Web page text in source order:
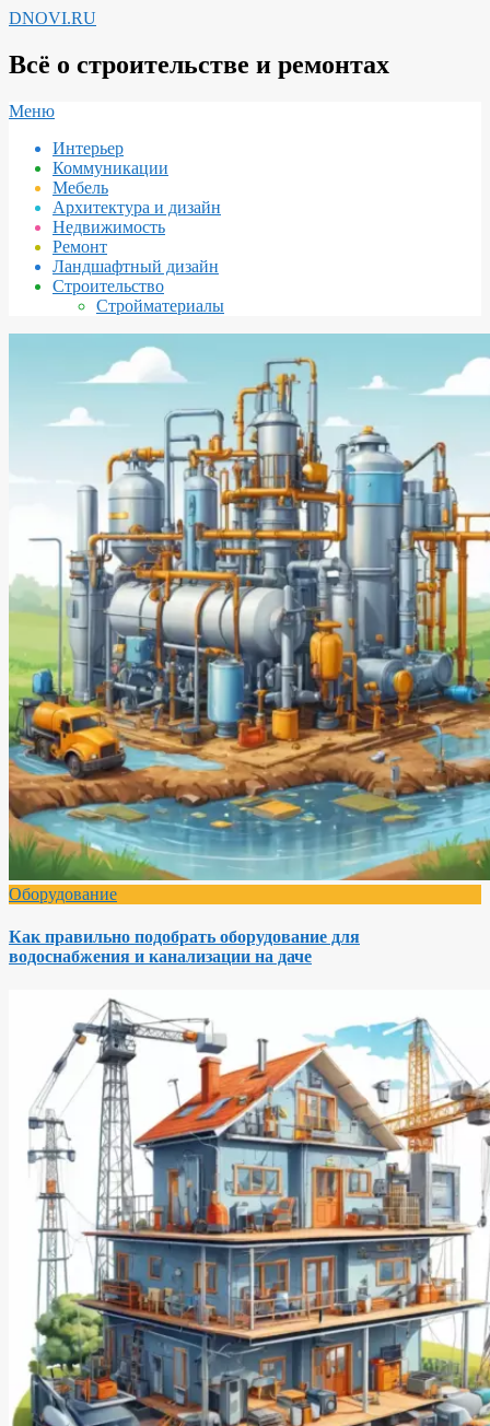
Перейти
содержимому
DNOVI.RU
Всё о строительстве и ремонтах
Вторичное
навигации
Меню
Интерьер
Коммуникации
Мебель
Архитектура и дизайн
Недвижимость
Ремонт
Ландшафтный дизайн
Строительство
Стройматериалы
Оборудование
Как правильно подобрать оборудование для
водоснабжения и канализации на даче